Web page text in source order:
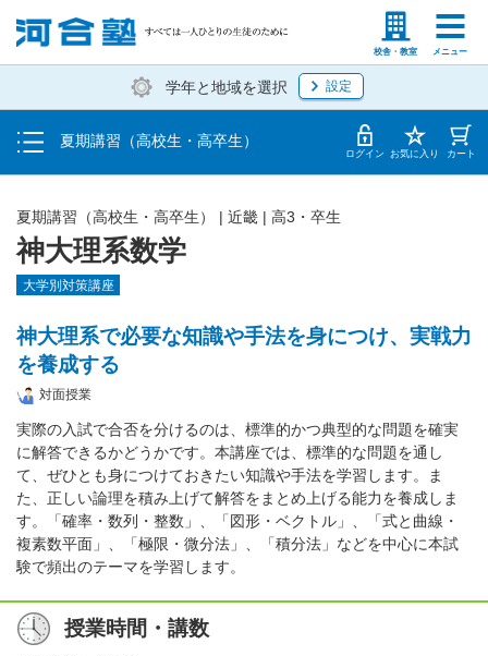
校舎・教室 メニュー
塾生の方 高等学校の先生
学年と地域を選択 設定
夏期講習（高校生・高卒生）
受講料・お申し込み方法
受講開始までの流れ
校舎・教室一覧 ログイン お気に入り カート
神大理系数学
夏期講習（高校生・高卒生） | 近畿 | 高3・卒生
大学別対策講座
神大理系で必要な知識や手法を身につけ、実戦力
を養成する
対面授業
実際の入試で合否を分けるのは、標準的かつ典型的な問題を確実
に解答できるかどうかです。本講座では、標準的な問題を通し
て、ぜひとも身につけておきたい知識や手法を学習します。ま
た、正しい論理を積み上げて解答をまとめ上げる能力を養成しま
す。「確率・数列・整数」、「図形・ベクトル」、「式と曲線・
複素数平面」、「極限・微分法」、「積分法」などを中心に本試
験で頻出のテーマを学習します。
授業時間・講数